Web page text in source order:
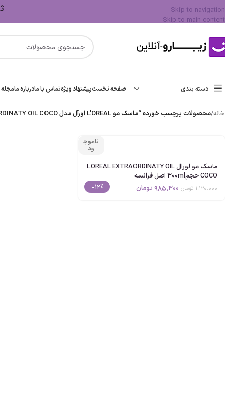
Skip to navigation
Skip to main content
دسته بندی صفحه نخستپیشنهاد ویژهتماس با مادرباره مامجله
خانه/محصولات برچسب خورده “ماسک مو L'OREAL اورآل مدل EXTRAORDINATY OIL COCO”
ناموج
ود
ماسک مو لورال LOREAL EXTRAORDINATY OIL
COCO حجم300ml اصل فرانسه
1،120،000 تومان 985،300 تومان -12%